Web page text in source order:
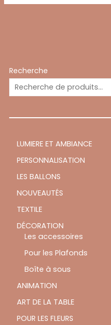
Recherche
LUMIERE ET AMBIANCE
PERSONNALISATION
LES BALLONS
NOUVEAUTÉS
TEXTILE
DÉCORATION
Les accessoires
Pour les Plafonds
Boîte à sous
ANIMATION
ART DE LA TABLE
POUR LES FLEURS